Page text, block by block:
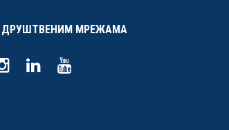
ДРУШТВЕНИМ МРЕЖАМА